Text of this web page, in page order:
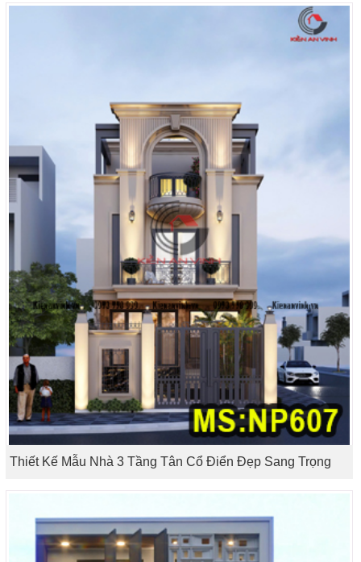
Thiết Kế Mẫu Nhà 3 Tầng Tân Cổ Điển Đẹp Sang Trọng